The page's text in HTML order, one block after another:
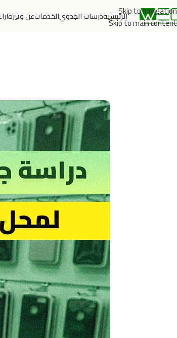
Skip to navigation
Skip to main content
الرئيسيةدرسات الجدويالخدماتعن وتيرة